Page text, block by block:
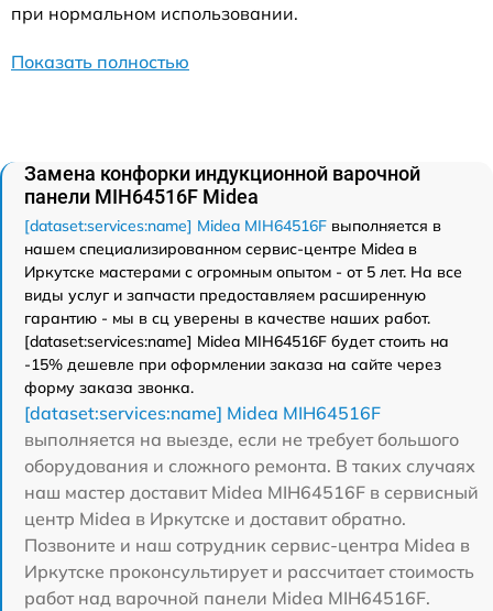
при нормальном использовании.
Показать полностью
Замена конфорки индукционной варочной
панели MIH64516F Midea
[dataset:services:name] Midea MIH64516F выполняется в
нашем специализированном сервис-центре Midea в
Иркутске мастерами с огромным опытом - от 5 лет. На все
виды услуг и запчасти предоставляем расширенную
гарантию - мы в сц уверены в качестве наших работ.
[dataset:services:name] Midea MIH64516F будет стоить на
-15% дешевле при оформлении заказа на сайте через
форму заказа звонка.
[dataset:services:name] Midea MIH64516F
выполняется на выезде, если не требует большого
оборудования и сложного ремонта. В таких случаях
наш мастер доставит Midea MIH64516F в сервисный
центр Midea в Иркутске и доставит обратно.
Позвоните и наш сотрудник сервис-центра Midea в
Иркутске проконсультирует и рассчитает стоимость
работ над варочной панели Midea MIH64516F.